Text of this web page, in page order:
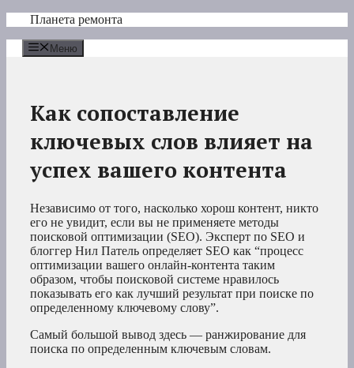
Перейти
содержимому
Планета ремонта
Меню
Как сопоставление
ключевых слов влияет на
успех вашего контента
Независимо от того, насколько хорош контент, никто
его не увидит, если вы не применяете методы
поисковой оптимизации (SEO). Эксперт по SEO и
блоггер Нил Патель определяет SEO как “процесс
оптимизации вашего онлайн-контента таким
образом, чтобы поисковой системе нравилось
показывать его как лучший результат при поиске по
определенному ключевому слову”.
Самый большой вывод здесь — ранжирование для
поиска по определенным ключевым словам.